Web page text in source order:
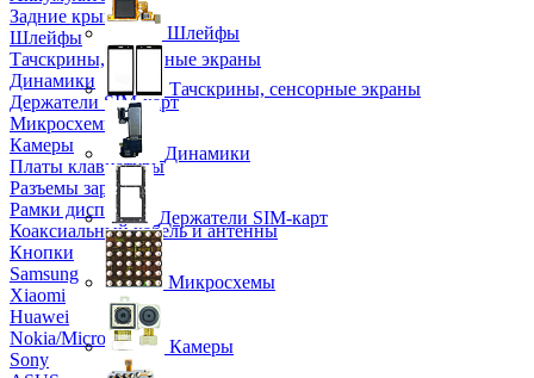
Задние крышки
Шлейфы
Тачскрины, сенсорные экраны
Динамики
Держатели SIM-карт
Микросхемы
Камеры
Платы клавиатуры
Разъемы зарядки
Рамки дисплея
Коаксиальный кабель и антенны
Кнопки
Samsung
Xiaomi
Huawei
Nokia/Microsoft
Sony
Шлейфы
Тачскрины, сенсорные экраны
Динамики
Держатели SIM-карт
Микросхемы
Камеры